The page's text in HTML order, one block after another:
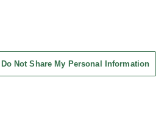
Do Not Share My Personal Information